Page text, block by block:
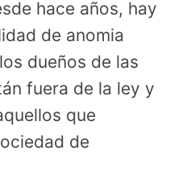
hace años, hay
de anomia
dueños de las
fuera de la ley y
que
de